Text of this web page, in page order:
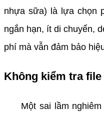
nhựa sữa) là lựa chọn
ngắn hạn, ít di chuyển,
phí mà vẫn đảm bảo
Không kiểm tra
Một sai lầm nghiêm